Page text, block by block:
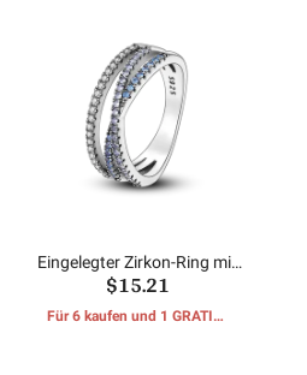
Eingelegter Zirkon-Ring mit
breiter Schiene
$15.21
Für 6 kaufen und 1 GRATIS-